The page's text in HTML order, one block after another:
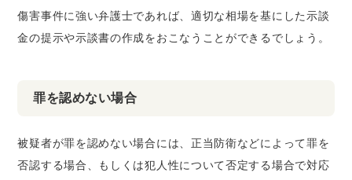
傷害事件に強い弁護士であれば、適切な相場を基にした示談
金の提示や示談書の作成をおこなうことができるでしょう。
罪を認めない場合
被疑者が罪を認めない場合には、正当防衛などによって罪を
否認する場合、もしくは犯人性について否定する場合で対応